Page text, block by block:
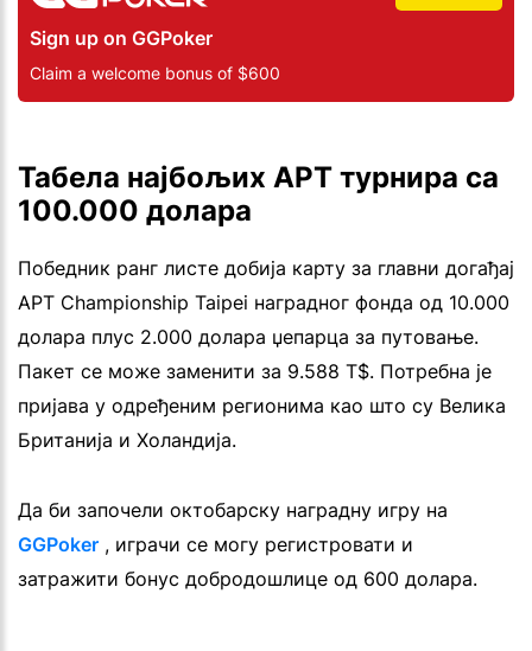
Sign up on GGPoker
Claim a welcome bonus of $600
Табела најбољих APT турнира са
100.000 долара
Победник ранг листе добија карту за главни догађај
APT Championship Taipei наградног фонда од 10.000
долара плус 2.000 долара џепарца за путовање.
Пакет се може заменити за 9.588 T$. Потребна је
пријава у одређеним регионима као што су Велика
Британија и Холандија.
Да би започели октобарску наградну игру на
GGPoker , играчи се могу регистровати и
затражити бонус добродошлице од 600 долара.